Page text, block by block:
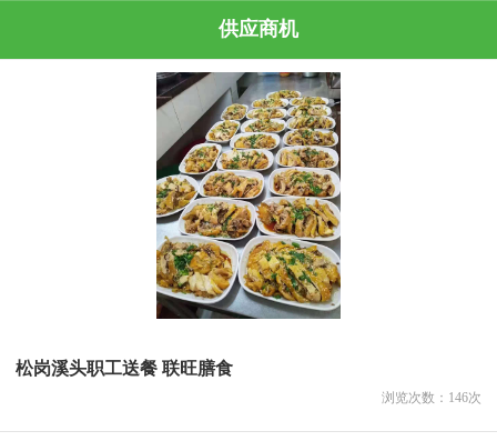
供应商机
松岗溪头职工送餐 联旺膳食
浏览次数： 146次